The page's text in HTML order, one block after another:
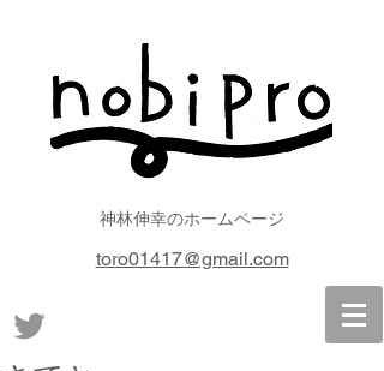
神林伸幸のホームページ
toro01417@gmail.com